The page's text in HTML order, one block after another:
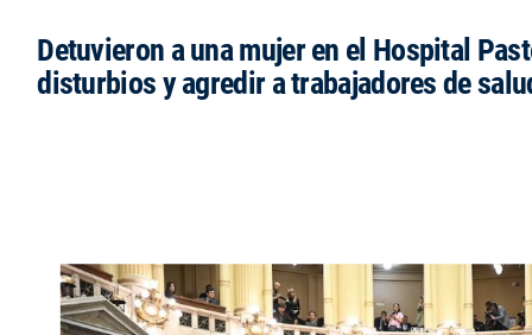
Detuvieron a una mujer en el Hospital
disturbios y agredir a trabajadores de